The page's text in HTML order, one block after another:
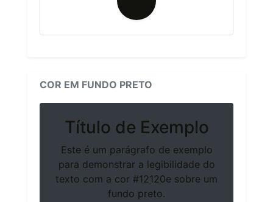
COR EM FUNDO PRETO
Título de Exemplo
Este é um parágrafo de exemplo
para demonstrar a legibilidade do
texto com a cor #12120e sobre um
fundo preto.